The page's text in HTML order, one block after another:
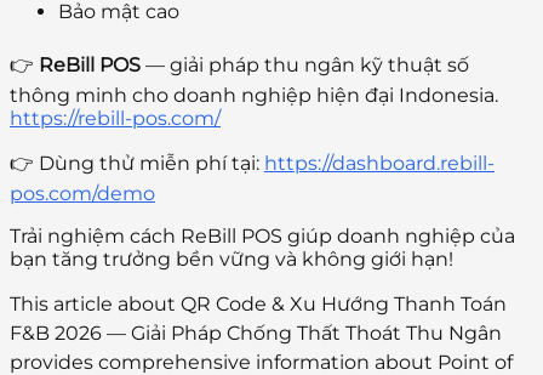
Bảo mật cao
👉 ReBill POS — giải pháp thu ngân kỹ thuật số
thông minh cho doanh nghiệp hiện đại Indonesia.
https://rebill-pos.com/
👉 Dùng thử miễn phí tại: https://dashboard.rebill-
pos.com/demo
Trải nghiệm cách ReBill POS giúp doanh nghiệp của
bạn tăng trưởng bền vững và không giới hạn!
This article about QR Code & Xu Hướng Thanh Toán
F&B 2026 — Giải Pháp Chống Thất Thoát Thu Ngân
provides comprehensive information about Point of